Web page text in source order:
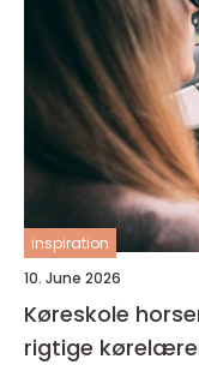
inspiration
10. June 2026
Køreskole horsens sådan vælger
rigtige